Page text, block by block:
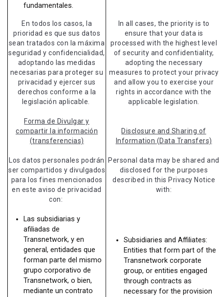
fundamentales.
En todos los casos, la
prioridad es que sus datos
sean tratados con la máxima
seguridad y confidencialidad,
adoptando las medidas
necesarias para proteger su
privacidad y ejercer sus
derechos conforme a la
legislación aplicable.
In all cases, the priority is to
ensure that your data is
processed with the highest level
of security and confidentiality,
adopting the necessary
measures to protect your privacy
and allow you to exercise your
rights in accordance with the
applicable legislation.
Forma de Divulgar y
compartir la información
(transferencias)
Los datos personales podrán
ser compartidos y divulgados
para los fines mencionados
en este aviso de privacidad
con:
Disclosure and Sharing of
Information (Data Transfers)
Personal data may be shared and
disclosed for the purposes
described in this Privacy Notice
with:
Las subsidiarias y
afiliadas de
Transnetwork, y en
general, entidades que
forman parte del mismo
grupo corporativo de
Transnetwork, o bien,
mediante un contrato
Subsidiaries and Affiliates:
Entities that form part of the
Transnetwork corporate
group, or entities engaged
through contracts as
necessary for the provision